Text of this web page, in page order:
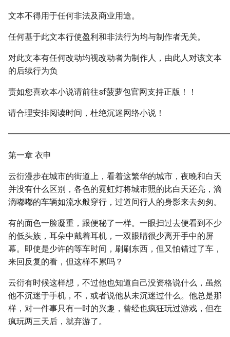
文本不得用于任何非法及商业用途。
任何基于此文本行使盈利和非法行为均与制作者无关。
对此文本有任何改动均视改动者为制作人，由此人对该文本
的后续行为负
责如您喜欢本小说请前往sf菠萝包官网支持正版！！
请合理安排阅读时间，杜绝沉迷网络小说！
第一章 衣申
云衍漫步在城市的街道上，看着这繁华的城市，夜晚和白天
并没有什么区别，各色的霓虹灯将城市照的比白天还亮，滴
滴嘟嘟的车辆如流水般穿行，过道间行人的身影来去匆匆。
有的面色一脸凝重，跟便秘了一样。一眼扫过去便看到不少
的低头族，耳朵中戴着耳机，一双眼睛很少离开手中的屏
幕。即使是少许的等车时间，刷刷东西，但又怕错过了车，
来回反复的看，但这样不累吗？
云衍有时候这样想，不过他也知道自己没资格说什么，虽然
他不沉迷于手机，不，或者说他从未沉迷过什么。他总是那
样，对一件事只有一时的兴趣，曾经也疯狂玩过游戏，但在
疯玩两三天后，就弃游了。